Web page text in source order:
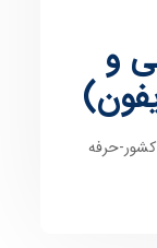
و
کشور-حرفه